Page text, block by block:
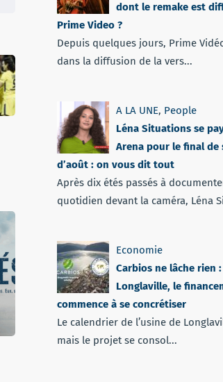
dont le remake est
Prime Video ?
Depuis quelques jours, Prime
dans la diffusion de la vers...
A LA UNE, People
Léna Situations se
Arena pour le final de
d’août : on vous dit tout
Après dix étés passés à
quotidien devant la caméra, Léna
Economie
Carbios ne lâche rien
Longlaville, le
commence à se concrétiser
Le calendrier de l’usine de
mais le projet se consol...